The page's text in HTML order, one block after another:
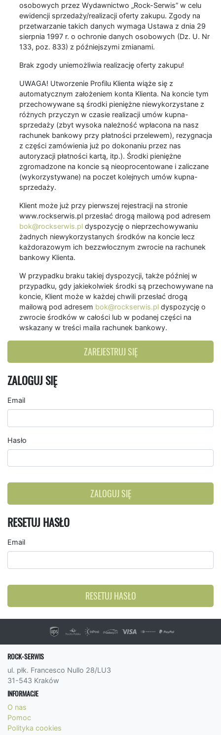
osobowych przez Wydawnictwo „Rock-Serwis” w celu
ewidencji sprzedaży/realizacji oferty zakupu. Zgody na
przetwarzanie takich danych wymaga Ustawa z dnia 29
sierpnia 1997 r. o ochronie danych osobowych (Dz. U. Nr
133, poz. 833) z późniejszymi zmianami.
Brak zgody uniemożliwia realizację oferty zakupu!
UWAGA! Utworzenie Profilu Klienta wiąże się z
automatycznym założeniem konta Klienta. Na koncie tym
przechowywane są środki pieniężne niewykorzystane z
różnych przyczyn w czasie realizacji umów kupna-
sprzedaży (zbyt wysoka należność wpłacona na nasz
rachunek bankowy przy płatności przelewem), rezygnacja
z części zamówienia już po dokonaniu przez nas
autoryzacji płatności kartą, itp.). Środki pieniężne
zgromadzone na koncie są nieoprocentowane i zaliczane
(wykorzystywane) na poczet kolejnych umów kupna-
sprzedaży.
Klient może już przy pierwszej rejestracji na stronie
www.rockserwis.pl przesłać drogą mailową pod adresem
bok@rockserwis.pl dyspozycję o nieprzechowywaniu
żadnych niewykorzystanych środków na koncie lecz
każdorazowym ich bezzwłocznym zwrocie na rachunek
bankowy Klienta.
W przypadku braku takiej dyspozycji, także później w
przypadku, gdy jakiekolwiek środki są przechowywane na
koncie, Klient może w każdej chwili przesłać drogą
mailową pod adresem bok@rockserwis.pl dyspozycję o
zwrocie środków w całości lub w podanej części na
wskazany w treści maila rachunek bankowy.
ZAREJESTRUJ SIĘ
ZALOGUJ SIĘ
Email
Hasło
ZALOGUJ SIĘ
RESETUJ HASŁO
Email
RESETUJ HASŁO
ROCK-SERWIS
ul. płk. Francesco Nullo 28/LU3
31-543 Kraków
INFORMACJE
O nas
Pomoc
Polityka cookies